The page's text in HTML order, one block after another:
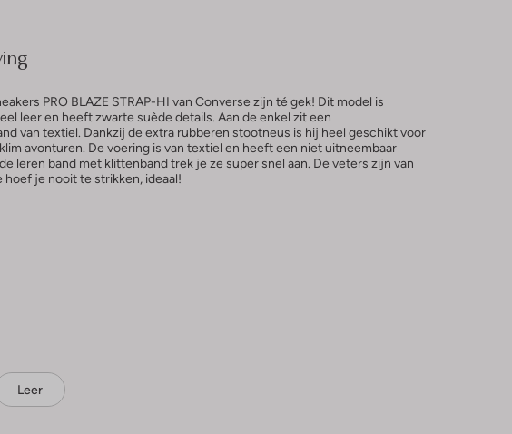
PRO BLAZE STRAP-HI van Converse zijn té gek! Dit model is
leer en heeft zwarte suède details. Aan de enkel zit een
van textiel. Dankzij de extra rubberen stootneus is hij heel geschikt voor
avonturen. De voering is van textiel en heeft een niet uitneembaar
leren band met klittenband trek je ze super snel aan. De veters zijn van
hoef je nooit te strikken, ideaal!
Leer